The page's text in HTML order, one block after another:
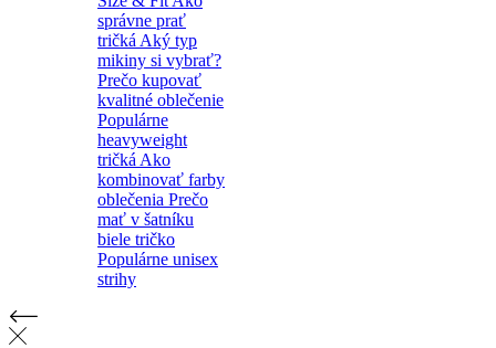
správne prať
tričká Aký typ
mikiny si vybrať?
Prečo kupovať
kvalitné oblečenie
Populárne
heavyweight
tričká Ako
kombinovať farby
oblečenia Prečo
mať v šatníku
biele tričko
Populárne unisex
strihy